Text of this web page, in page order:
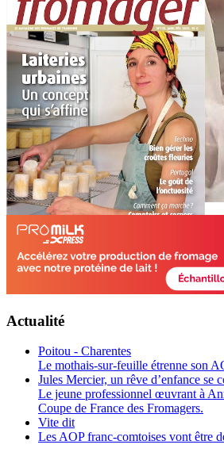
Actualité
Poitou - Charentes
Le mothais-sur-feuille étrenne son
Jules Mercier, un rêve d’enfance se
Le jeune professionnel œuvrant à
Coupe de France des Fromagers.
Vite dit
Les AOP franc-comtoises vont être